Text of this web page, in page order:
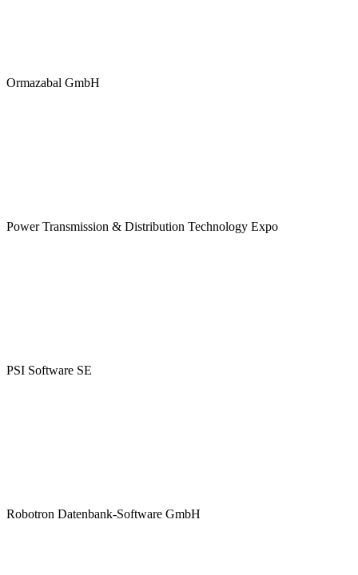
Ormazabal GmbH
Power Transmission & Distribution Technology Expo
PSI Software SE
Robotron Datenbank-Software GmbH